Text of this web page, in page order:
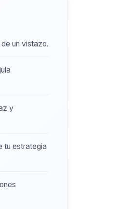
un vistazo.
y
tu estrategia